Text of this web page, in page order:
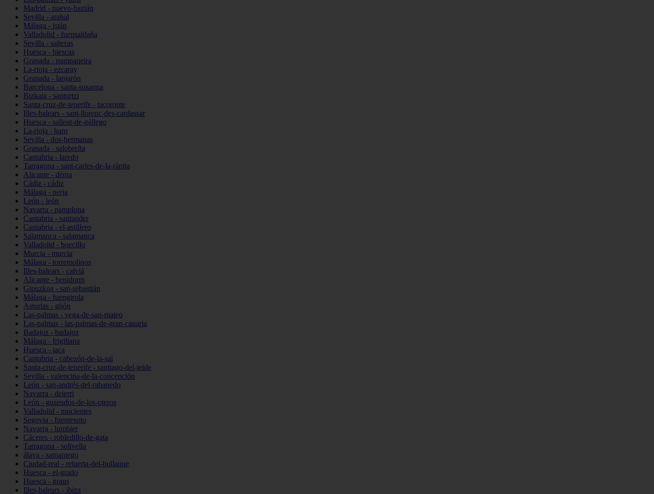
Madrid - nuevo-baztán
Sevilla - arahal
Málaga - istán
Valladolid - fuensaldaña
Sevilla - salteras
Huesca - biescas
Granada - pampaneira
La-rioja - ezcaray
Granada - lanjarón
Barcelona - santa-susanna
Bizkaia - santurtzi
Santa-cruz-de-tenerife - tacoronte
Illes-balears - sant-llorenç-des-cardassar
Huesca - sallent-de-gállego
La-rioja - haro
Sevilla - dos-hermanas
Granada - salobreña
Cantabria - laredo
Tarragona - sant-carles-de-la-ràpita
Alicante - dénia
Cádiz - cádiz
Málaga - nerja
León - león
Navarra - pamplona
Cantabria - santander
Cantabria - el-astillero
Salamanca - salamanca
Valladolid - boecillo
Murcia - murcia
Málaga - torremolinos
Illes-balears - calvià
Alicante - benidorm
Gipuzkoa - san-sebastián
Málaga - fuengirola
Asturias - gijón
Las-palmas - vega-de-san-mateo
Las-palmas - las-palmas-de-gran-canaria
Badajoz - badajoz
Málaga - frigiliana
Huesca - jaca
Cantabria - cabezón-de-la-sal
Santa-cruz-de-tenerife - santiago-del-teide
Sevilla - valencina-de-la-concepción
León - san-andrés-del-rabanedo
Navarra - deierri
León - gusendos-de-los-oteros
Valladolid - mucientes
Segovia - fuentesoto
Navarra - lumbier
Cáceres - robledillo-de-gata
Tarragona - solivella
álava - samaniego
Ciudad-real - retuerta-del-bullaque
Huesca - el-grado
Huesca - graus
Illes-balears - ibiza